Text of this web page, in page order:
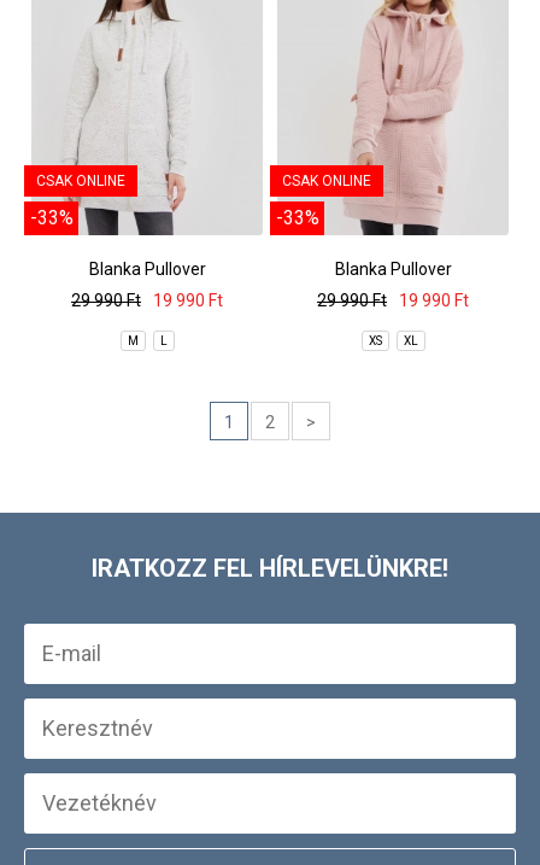
CSAK ONLINE
-33%
Blanka Pullover
29 990 Ft
19 990 Ft
M L
CSAK ONLINE
-33%
Blanka Pullover
29 990 Ft
19 990 Ft
XS XL
1 2 >
IRATKOZZ FEL HÍRLEVELÜNKRE!